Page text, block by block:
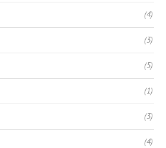
(4)
(3)
(5)
(1)
(3)
(4)